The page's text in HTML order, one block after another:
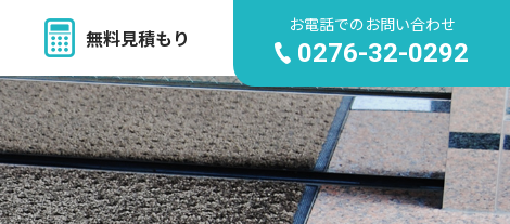
無料見積もり
お電話でのお問い合わせ
0276-32-0292